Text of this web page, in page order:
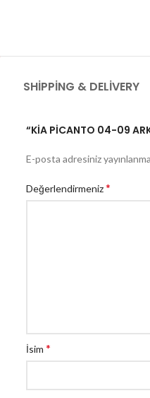
SHIPPING & DELIVERY
“KİA PİCANTO 04-09
E-posta adresiniz
Değerlendirmeniz*
İsim *